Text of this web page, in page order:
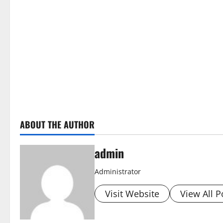
ABOUT THE AUTHOR
admin
Administrator
Visit Website View All